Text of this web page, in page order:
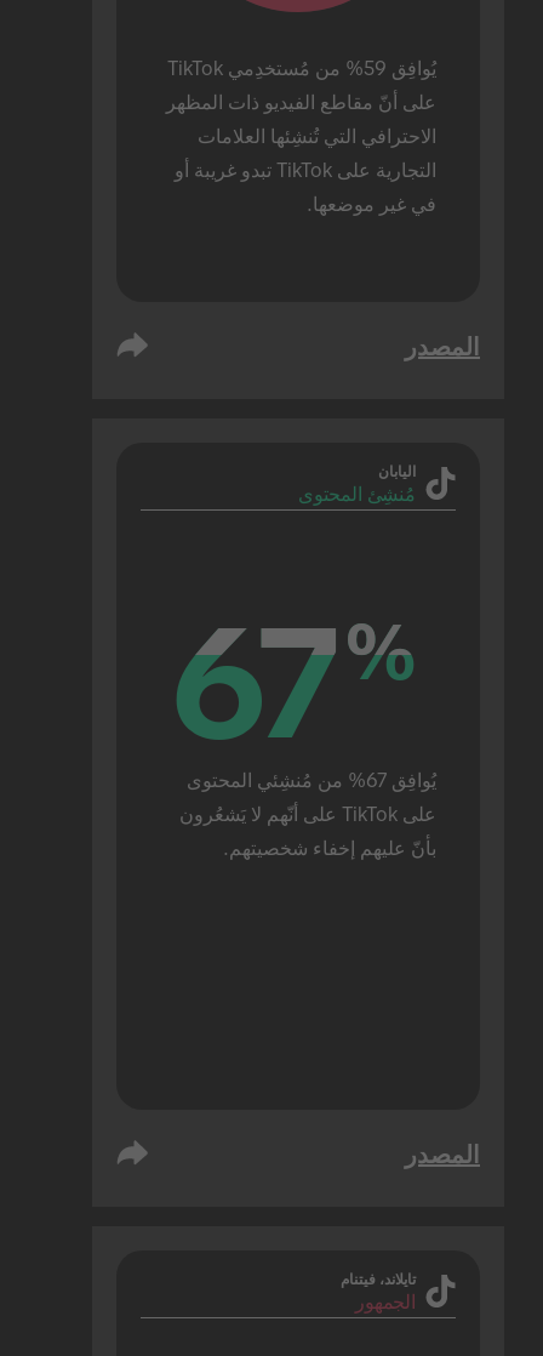
في غير موضعها.
المصدر
اليابان
مُنشِئ المحتوى
67%
67%
بأنّ عليهم إخفاء شخصيتهم.
المصدر
تايلاند، فيتنام
الجمهور